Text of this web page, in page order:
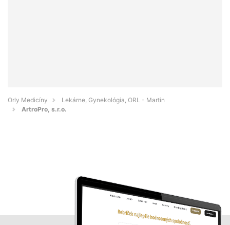
Orly Medicíny
Lekárne, Gynekológia, ORL - Martin
ArtroPro, s.r.o.